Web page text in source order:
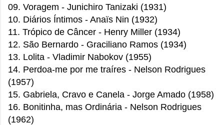
09. Voragem - Junichiro Tanizaki (1931)
10. Diários Íntimos - Anaïs Nin (1932)
11. Trópico de Câncer - Henry Miller (1934)
12. São Bernardo - Graciliano Ramos (1934)
13. Lolita - Vladimir Nabokov (1955)
14. Perdoa-me por me traíres - Nelson Rodrigues
(1957)
15. Gabriela, Cravo e Canela - Jorge Amado (1958)
16. Bonitinha, mas Ordinária - Nelson Rodrigues
(1962)